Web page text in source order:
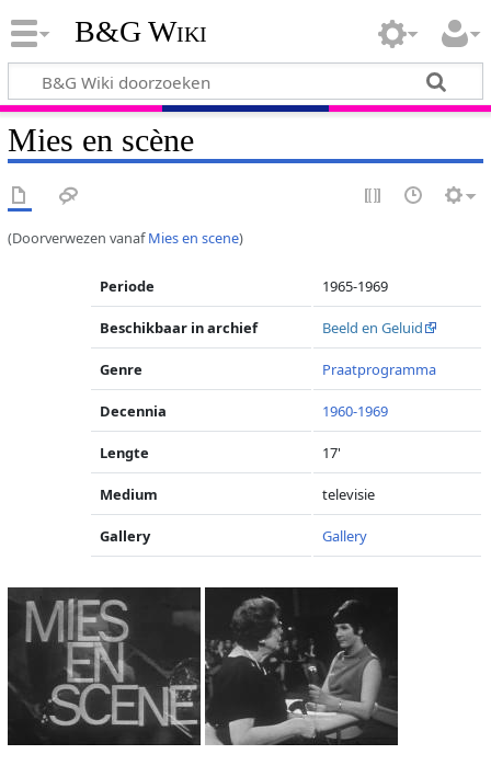
B&G Wiki
Mies en scène
(Doorverwezen vanafMies en scene)
Periode 1965-1969
Beschikbaar in archief Beeld en Geluid
Genre Praatprogramma
Decennia 1960-1969
Lengte 17'
Medium televisie
Gallery Gallery